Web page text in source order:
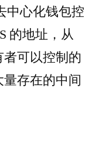
中心化钱包控
的地址，从
可以控制的
存在的中间